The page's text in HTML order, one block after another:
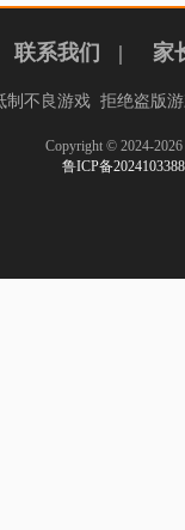
联系我们 | 家
制不良游戏 拒绝盗版
Copyright © 2024-
鲁ICP备